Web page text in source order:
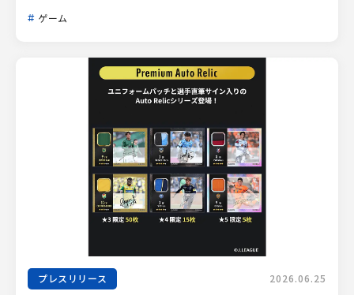
ゲーム
プレスリリース 2026.06.25